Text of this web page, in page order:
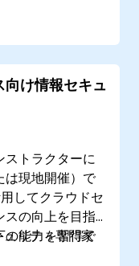
向け情報セキュ
ストラクターに
は現地開催）で
してクラウドセ
スの向上を目指
リティ専門家
の能力を習得で